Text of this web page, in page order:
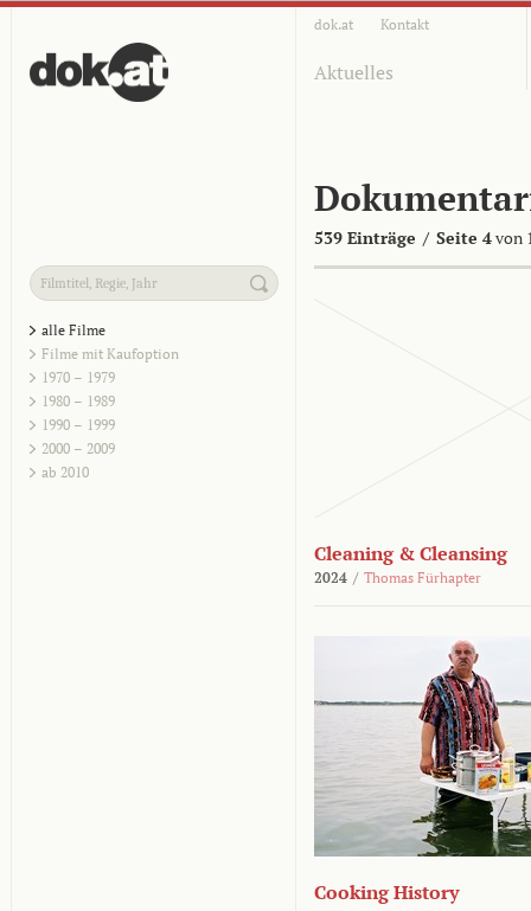
dok.at Kontakt
Aktuelles
539 Einträge / Seite 4von
alle Filme
Filme mit Kaufoption
1970 – 1979
1980 – 1989
1990 – 1999
2000 – 2009
ab 2010
Cleaning & Cleansing
2024 / Thomas Fürhapter
Cooking History